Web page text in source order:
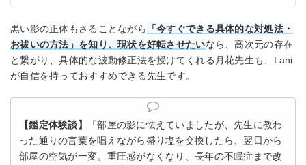
黒い影の正体もさることながら
「今すぐできる具体的な対処法・
お祓いの方法」を知り、現状を好転させたいなら、高次元の存在
と繋がり、具体的な波動修正法を授けてくれる月花先生も、Lani
が自信を持っておすすめできる先生です。
【鑑定体験談】
「部屋の影に怯えていましたが、先生に教わ
った通りの言葉を唱えながら盛り塩を交換したら、翌日から
部屋の空気が一変。重圧感がなくなり、長年の不眠症まで改